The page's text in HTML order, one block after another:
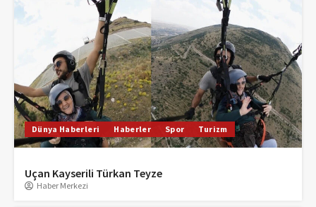
Dünya Haberleri Haberler Spor Turizm
Uçan Kayserili Türkan Teyze
Haber Merkezi